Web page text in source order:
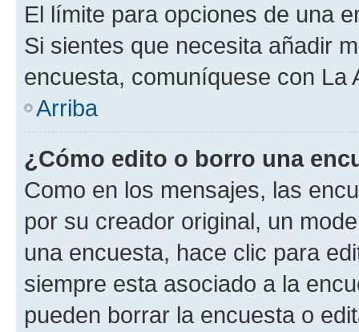
El límite para opciones de una
Si sientes que necesita añadir
encuesta, comuníquese con La
Arriba
¿Cómo edito o borro una
Como en los mensajes, las
por su creador original, un
una encuesta, hace clic para
siempre esta asociado a la
pueden borrar la encuesta o